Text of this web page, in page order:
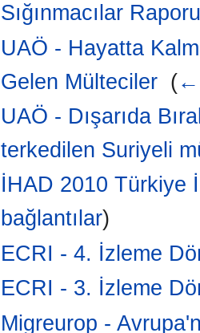
Sığınmacılar
UAÖ - Hayatta
Gelen Mülteciler (←
UAÖ - Dışarıda
terkedilen Suriyeli
İHAD 2010 Türkiye
bağlantılar)
ECRI - 4. İzleme
ECRI - 3. İzleme
Migreurop -